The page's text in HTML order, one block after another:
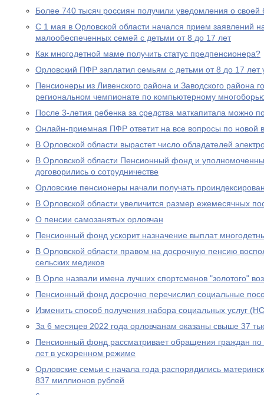
Более 740 тысяч россиян получили уведомления о
С 1 мая в Орловской области начался прием заявлений
малообеспеченных семей с детьми от 8 до 17 лет
Как многодетной маме получить статус предпенсионера?
Орловский ПФР заплатил семьям с детьми от 8 до 17
Пенсионеры из Ливенского района и Заводского района
региональном чемпионате по компьютерному
После 3-летия ребенка за средства маткапитала можно
Онлайн-приемная ПФР ответит на все вопросы по новой
В Орловской области вырастет число обладателей
В Орловской области Пенсионный фонд и
договорились о сотрудничестве
Орловские пенсионеры начали получать
В Орловской области увеличится размер ежемесячных
О пенсии самозанятых орловчан
Пенсионный фонд ускорит назначение выплат
В Орловской области правом на досрочную пенсию
сельских медиков
В Орле назвали имена лучших спортсменов "золотого"
Пенсионный фонд досрочно перечислил социальные
Изменить способ получения набора социальных услуг
За 6 месяцев 2022 года орловчанам оказаны свыше 37
Пенсионный фонд рассматривает обращения граждан по
лет в ускоренном режиме
Орловские семьи с начала года распорядились
837 миллионов рублей